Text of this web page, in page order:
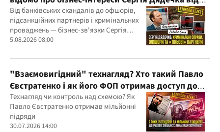
"Родовід Банку" до "ФАРМАСЕЛ"
Від банківських скандалів до офшорів,
підсанкційних партнерів і кримінальних
проваджень — бізнес-зв'язки Сергія
Дядечка й досі простягаються через
5.08.2026 08:00
"Взаємовигідний" технагляд? Хто такий Павло
Євстратенко і як його ФОП отримав доступ до
бюджетних мільйонів?
Технагляд чи контроль над схемою? Як
Павло Євстратенко отримав мільйонні
підряди
30.07.2026 14:00